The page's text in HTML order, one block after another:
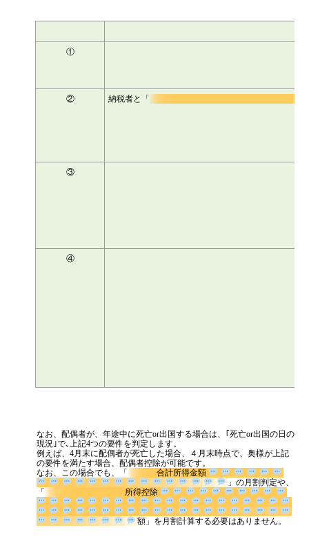
①
② 納税者と「
③
④
なお、配偶者が、年途中に死亡or出国する場合は、｢死亡or出国の日の
現況｣で､上記4つの要件を判定します。
例えば、4月末に配偶者が死亡した場合、４月末時点で、奥様が上記
の要件を満たす場合、配偶者控除が可能です。
なお、この場合でも、「
合計所得金額
」の月割判定
や、「
所得控除
額」を月割計算する必要はあり